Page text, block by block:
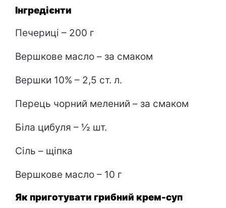
Інгредієнти
Печериці – 200 г
Вершкове масло – за смаком
Вершки 10% – 2,5 ст. л.
Перець чорний мелений – за смаком
Біла цибуля – ½ шт.
Сіль – щіпка
Вершкове масло – 10 г
Як приготувати грибний крем-суп